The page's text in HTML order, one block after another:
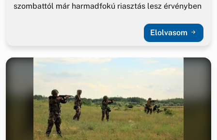
szombattól már harmadfokú riasztás lesz érvényben
Elolvasom